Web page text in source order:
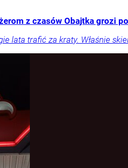
z czasów Obajtka grozi
lata trafić za kraty. Właśnie